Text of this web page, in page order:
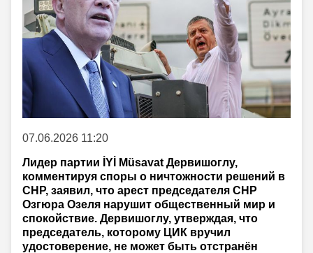
07.06.2026 11:20
Лидер партии İYİ Müsavat Дервишоглу,
комментируя споры о ничтожности решений в
CHP, заявил, что арест председателя CHP
Озгюра Озеля нарушит общественный мир и
спокойствие. Дервишоглу, утверждая, что
председатель, которому ЦИК вручил
удостоверение, не может быть отстранён